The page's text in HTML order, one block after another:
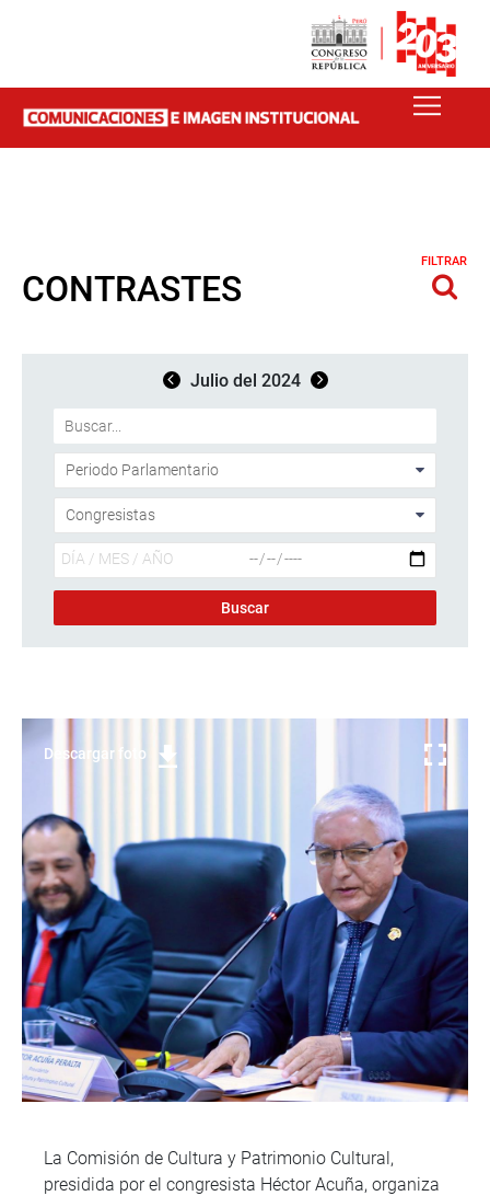
CONTRASTES
FILTRAR
Julio del 2024
Descargar foto
La Comisión de Cultura y Patrimonio Cultural,
presidida por el congresista Héctor Acuña, organiza